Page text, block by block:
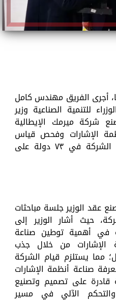
أجرى الفريق مهندس كامل
للتنمية الصناعية وزير
شركة ميرمك الإيطالية
الإشارات وفحص قياس
السكة وحيث تعمل أنظمة الشركة في ٧٣ دولة على
عقد الوزير جلسة مباحثات
حيث أشار الوزير إلى
في أهمية توطين صناعة
الإشارات من خلال جذب
مما يستلزم قيام الشركة
صناعة أنظمة الإشارات
على تصميم وتصنيع
الآلي في مسير